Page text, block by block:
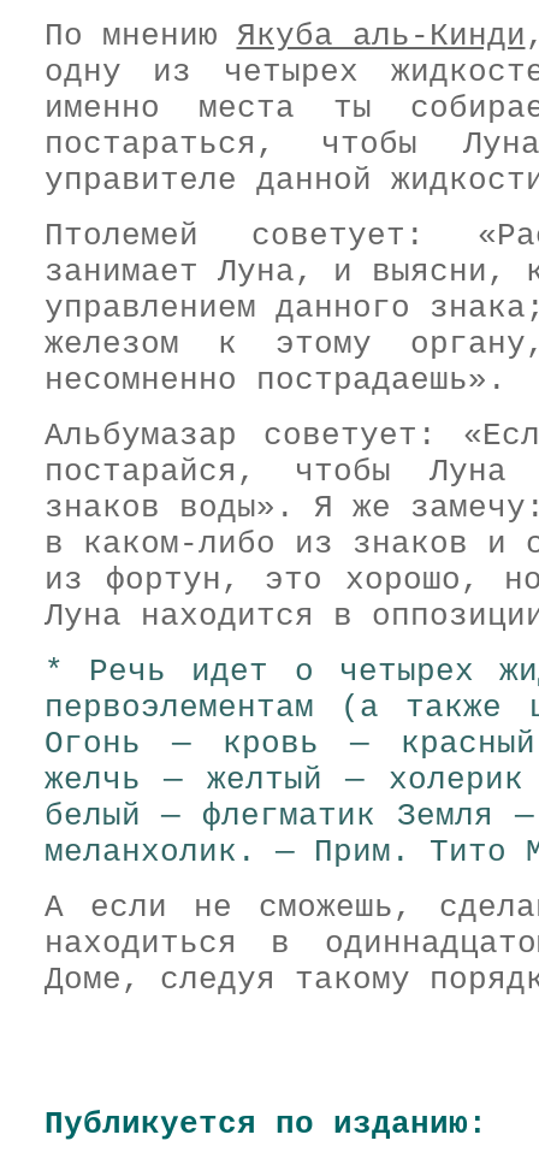
По мнению Якуба аль-Кинди
одну из четырех
именно места ты
постараться, чтобы
управителе данной
Птолемей советует:
занимает Луна, и выясни,
управлением данного
железом к этому
несомненно пострадаешь».
Альбумазар советует:
постарайся, чтобы
знаков воды». Я же
в каком-либо из знаков и
из фортун, это хорошо,
Луна находится в
* Речь идет о четырех
первоэлементам (а
Огонь — кровь —
желчь — желтый —
белый — флегматик Земля
меланхолик. — Прим. Тито
А если не сможешь,
находиться в
Доме, следуя такому
Публикуется по изданию: